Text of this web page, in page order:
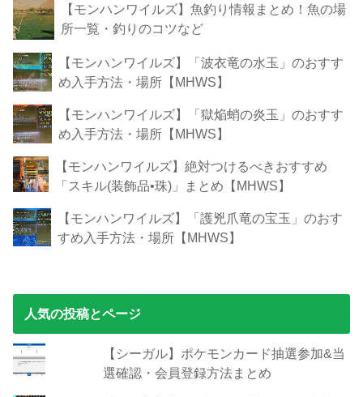
【モンハンワイルズ】魚釣り情報まとめ！魚の場
所一覧・釣りのコツなど
【モンハンワイルズ】「波衣竜の水玉」のおすす
め入手方法・場所【MHWS】
【モンハンワイルズ】「獄焔蛸の炎玉」のおすす
め入手方法・場所【MHWS】
【モンハンワイルズ】絶対つけるべきおすすめ
「スキル(装飾品•珠)」まとめ【MHWS】
【モンハンワイルズ】「護兇爪竜の宝玉」のおす
すめ入手方法・場所【MHWS】
人気の投稿とページ
【シーガル】ポケモンカード抽選参加&当
選確認・会員登録方法まとめ